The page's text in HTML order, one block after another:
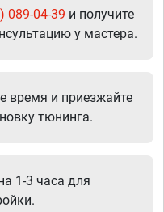
089-04-39 и получите
у мастера.
время и приезжайте
тюнинга.
1-3 часа для